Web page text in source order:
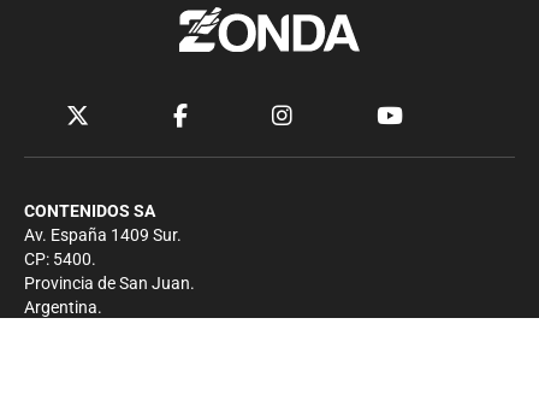
CONTENIDOS SA
Av. España 1409 Sur.
CP: 5400.
Provincia de San Juan.
Argentina.